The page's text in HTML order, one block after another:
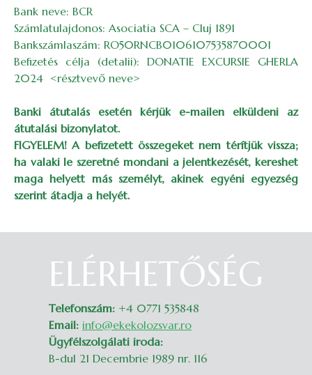
Bank neve: BCR
Számlatulajdonos: Asociatia SCA – Cluj 1891
Bankszámlaszám: RO50RNCB0106107535870001
Befizetés célja (detalii): DONATIE EXCURSIE GHERLA
2024 <résztvevő neve>
Banki átutalás esetén kérjük e-mailen elküldeni az
átutalási bizonylatot.
FIGYELEM! A befizetett összegeket nem térítjük vissza;
ha valaki le szeretné mondani a jelentkezését, kereshet
maga helyett más személyt, akinek egyéni egyezség
szerint átadja a helyét.
ELÉRHETŐSÉG
Telefonszám: +4 0771 535848
Email: info@ekekolozsvar.ro
Ügyfélszolgálati iroda:
B-dul 21 Decembrie 1989 nr. 116